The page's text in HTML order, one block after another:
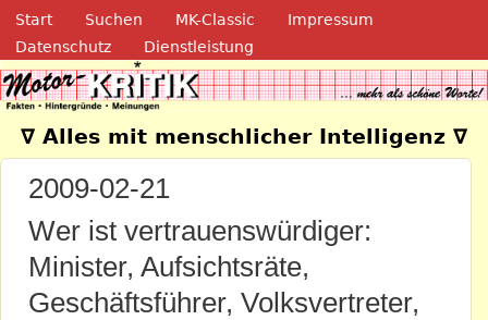
Direkt zum Inhalt
Navigation
Start Suchen MK-Classic
Impressum
Datenschutz
Dienstleistung
Motor-Kritik.de
∇ Alles mit menschlicher Intelligenz ∇
2009-02-21
Wer ist vertrauenswürdiger:
Minister, Aufsichtsräte,
Geschäftsführer, Volksvertreter,